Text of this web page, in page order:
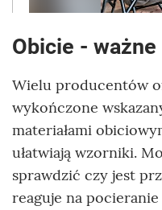
Obicie -
Wielu producentów
wykończone
materiałami
ułatwiają wzorniki.
sprawdzić czy jest
reaguje na